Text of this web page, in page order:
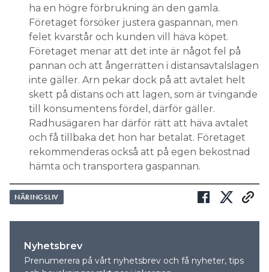
ha en högre förbrukning än den gamla.
Företaget försöker justera gaspannan, men
felet kvarstår och kunden vill häva köpet.
Företaget menar att det inte är något fel på
pannan och att ångerrätten i distansavtalslagen
inte gäller. Arn pekar dock på att avtalet helt
skett på distans och att lagen, som är tvingande
till konsumentens fördel, därför gäller.
Radhusägaren har därför rätt att häva avtalet
och få tillbaka det hon har betalat. Företaget
rekommenderas också att på egen bekostnad
hämta och transportera gaspannan.
NÄRINGSLIV
Nyhetsbrev
Prenumerera på vårt nyhetsbrev och få nyheter, tips